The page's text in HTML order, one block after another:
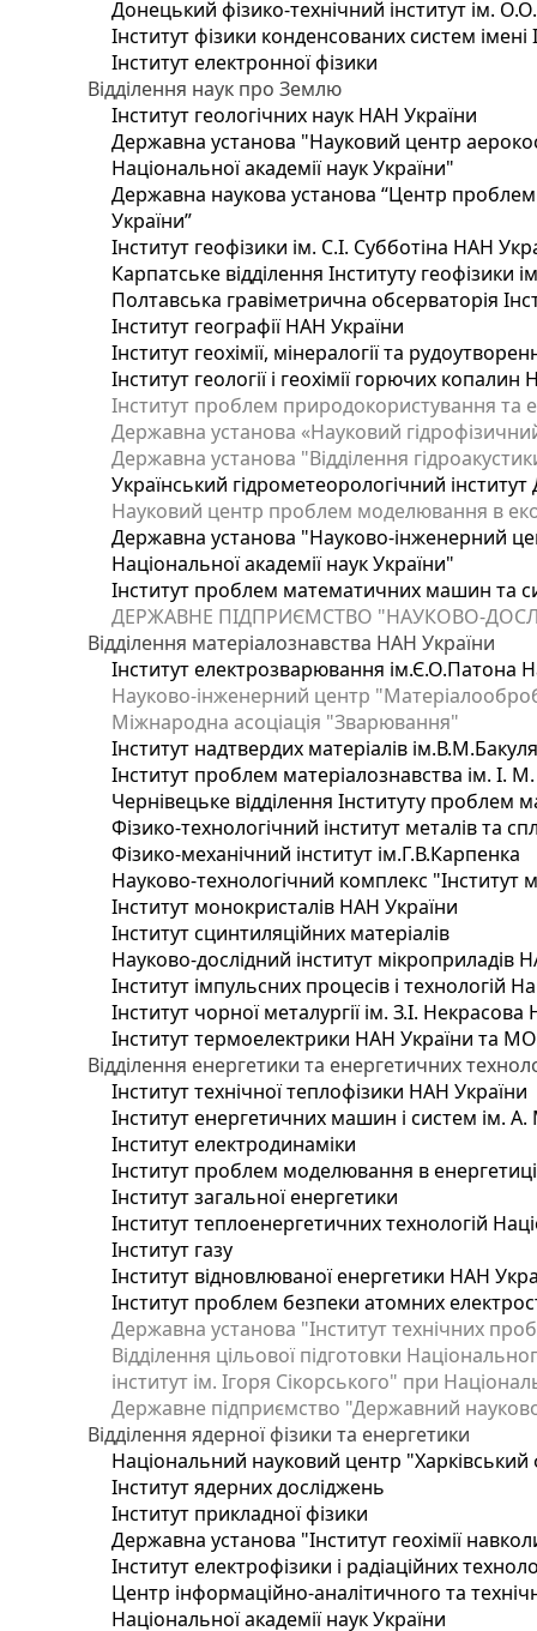
Донецький фізико-технічний інститут ім.
Інститут фізики конденсованих систем
Інститут електронної фізики
Відділення наук про Землю
Інститут геологічних наук НАН України
Державна установа "Науковий центр
Національної академії наук України"
Державна наукова установа “Центр проблем
України”
Інститут геофізики ім. С.І. Субботіна НАН
Карпатське відділення Інституту геофізики
Полтавська гравіметрична обсерваторія
Інститут географії НАН України
Інститут геохімії, мінералогії та
Інститут геології і геохімії горючих
Інститут проблем природокористування та
Державна установа «Науковий
Державна установа "Відділення
Український гідрометеорологічний
Науковий центр проблем моделювання в
Державна установа "Науково-інженерний
Національної академії наук України"
Інститут проблем математичних машин та
ДЕРЖАВНЕ ПІДПРИЄМСТВО "НАУКОВО-
Відділення матеріалознавства НАН України
Інститут електрозварювання ім.Є.О.Патона
Науково-інженерний центр
Міжнародна асоціація "Зварювання"
Інститут надтвердих матеріалів
Інститут проблем матеріалознавства ім. І.
Чернівецьке відділення Інституту проблем
Фізико-технологічний інститут металів та
Фізико-механічний інститут ім.Г.В.Карпенка
Науково-технологічний комплекс "Інститут
Інститут монокристалів НАН України
Інститут сцинтиляційних матеріалів
Науково-дослідний інститут мікроприладів
Інститут імпульсних процесів і технологій
Інститут чорної металургії ім. З.І.
Інститут термоелектрики НАН України та
Відділення енергетики та енергетичних
Інститут технічної теплофізики НАН України
Інститут енергетичних машин і систем ім.
Інститут електродинаміки
Інститут проблем моделювання в
Інститут загальної енергетики
Інститут теплоенергетичних технологій
Інститут газу
Інститут відновлюваної енергетики НАН
Інститут проблем безпеки атомних
Державна установа "Інститут технічних
Відділення цільової підготовки
інститут ім. Ігоря Сікорського" при
Державне підприємство "Державний
Відділення ядерної фізики та енергетики
Національний науковий центр "Харківський
Інститут ядерних досліджень
Інститут прикладної фізики
Державна установа "Інститут геохімії
Інститут електрофізики і радіаційних
Центр інформаційно-аналітичного та
Національної академії наук України